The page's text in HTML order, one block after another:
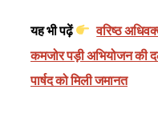
यह भी पढ़ें
वरिष्ठ
कमजोर पड़ी अभियोजन की
पार्षद को मिली जमानत